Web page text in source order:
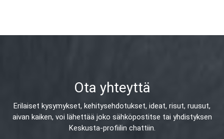
Ota yhteyttä
Erilaiset kysymykset, kehitysehdotukset, ideat, risut, ruusut,
aivan kaiken, voi lähettää joko sähköpostitse tai yhdistyksen
Keskusta-profiilin chattiin.